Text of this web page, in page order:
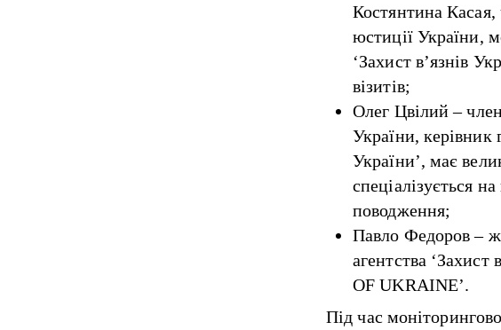
Костянтина Касая,
юстиції України,
‘Захист в’язнів
візитів;
Олег Цвілий –
України, керівник
України’, має
спеціалізується
поводження;
Павло Федоров –
агентства
OF UKRAINE’.
Під час